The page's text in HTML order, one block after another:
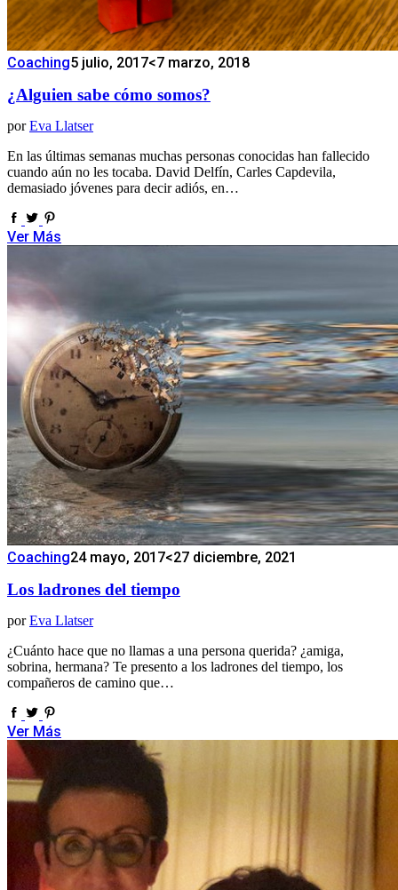
Coaching5 julio, 2017<7 marzo, 2018
¿Alguien sabe cómo somos?
por Eva Llatser
En las últimas semanas muchas personas conocidas han fallecido
cuando aún no les tocaba. David Delfín, Carles Capdevila,
demasiado jóvenes para decir adiós, en…
Ver Más
Coaching24 mayo, 2017<27 diciembre, 2021
Los ladrones del tiempo
por Eva Llatser
¿Cuánto hace que no llamas a una persona querida? ¿amiga,
sobrina, hermana? Te presento a los ladrones del tiempo, los
compañeros de camino que…
Ver Más